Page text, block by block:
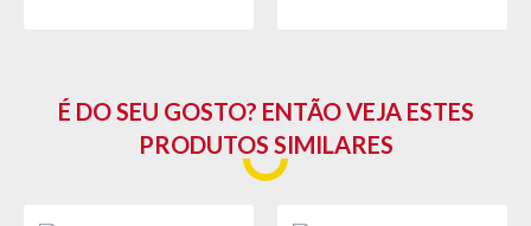
É DO SEU GOSTO? ENTÃO VEJA ESTES
PRODUTOS SIMILARES